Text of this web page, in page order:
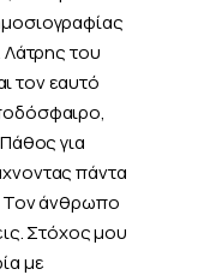
Λάτρης του
τον εαυτό
για
πάντα
Τον άνθρωπο
Στόχος μου
με